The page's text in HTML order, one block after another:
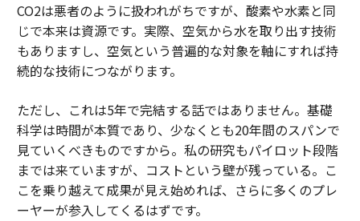
CO2は悪者のように扱われがちですが、酸素や水素と同
じで本来は資源です。実際、空気から水を取り出す技術
もありますし、空気という普遍的な対象を軸にすれば持
続的な技術につながります。
ただし、これは5年で完結する話ではありません。基礎
科学は時間が本質であり、少なくとも20年間のスパンで
見ていくべきものですから。私の研究もパイロット段階
までは来ていますが、コストという壁が残っている。こ
こを乗り越えて成果が見え始めれば、さらに多くのプレ
ーヤーが参入してくるはずです。